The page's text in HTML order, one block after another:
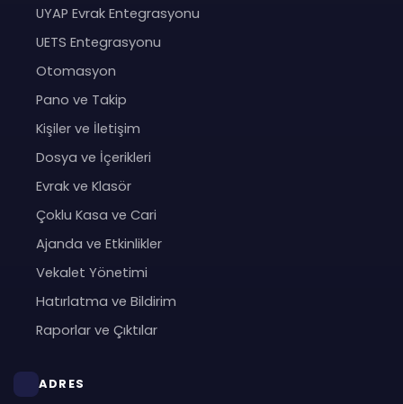
UYAP Evrak Entegrasyonu
UETS Entegrasyonu
Otomasyon
Pano ve Takip
Kişiler ve İletişim
Dosya ve İçerikleri
Evrak ve Klasör
Çoklu Kasa ve Cari
Ajanda ve Etkinlikler
Vekalet Yönetimi
Hatırlatma ve Bildirim
Raporlar ve Çıktılar
ADRES